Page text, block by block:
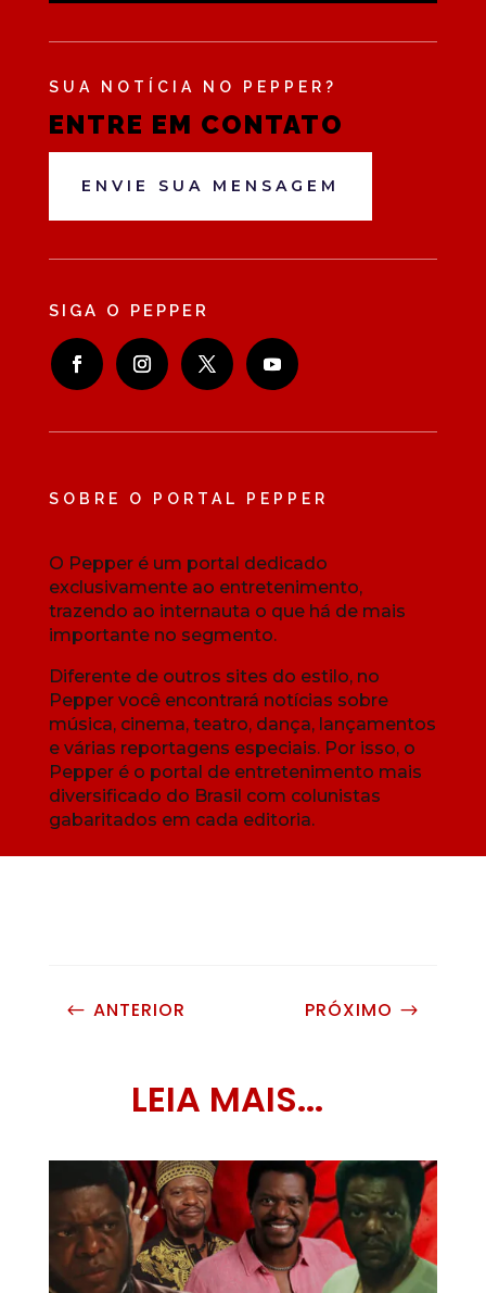
SUA NOTÍCIA NO PEPPER?
ENTRE EM CONTATO
ENVIE SUA MENSAGEM
SIGA O PEPPER
SOBRE O PORTAL PEPPER
O Pepper é um portal dedicado
exclusivamente ao entretenimento,
trazendo ao internauta o que há de mais
importante no segmento.
Diferente de outros sites do estilo, no
Pepper você encontrará notícias sobre
música, cinema, teatro, dança, lançamentos
e várias reportagens especiais. Por isso, o
Pepper é o portal de entretenimento mais
diversificado do Brasil com colunistas
gabaritados em cada editoria.
# ANTERIOR PRÓXIMO $
LEIA MAIS...